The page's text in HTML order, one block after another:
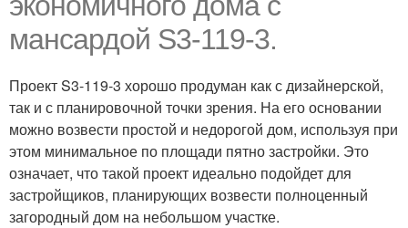
мансардой S3-119-3.
Проект S3-119-3 хорошо продуман как с дизайнерской,
так и с планировочной точки зрения. На его основании
можно возвести простой и недорогой дом, используя при
этом минимальное по площади пятно застройки. Это
означает, что такой проект идеально подойдет для
застройщиков, планирующих возвести полноценный
загородный дом на небольшом участке.